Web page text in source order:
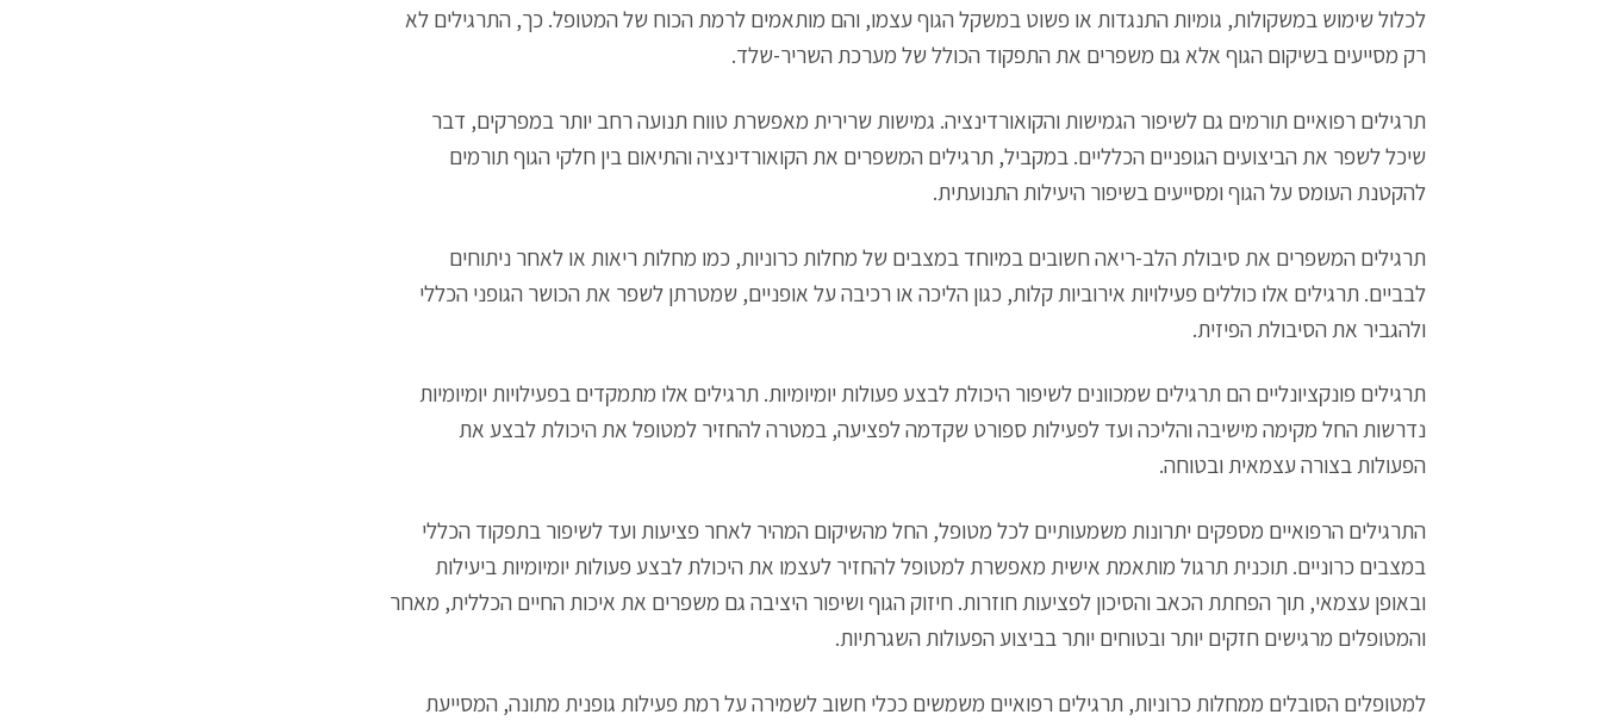
לכלול שימוש במשקולות, גומיות התנגדות או פשוט במשקל הגוף עצמו, והם מותאמים לרמת הכוח של המטופל. כך, התרגילים לא
רק מסייעים בשיקום הגוף אלא גם משפרים את התפקוד הכולל של מערכת השריר-שלד.
תרגילים רפואיים תורמים גם לשיפור הגמישות והקואורדינציה. גמישות שרירית מאפשרת טווח תנועה רחב יותר במפרקים, דבר
שיכל לשפר את הביצועים הגופניים הכלליים. במקביל, תרגילים המשפרים את הקואורדינציה והתיאום בין חלקי הגוף תורמים
להקטנת העומס על הגוף ומסייעים בשיפור היעילות התנועתית.
תרגילים המשפרים את סיבולת הלב-ריאה חשובים במיוחד במצבים של מחלות כרוניות, כמו מחלות ריאות או לאחר ניתוחים
לבביים. תרגילים אלו כוללים פעילויות אירוביות קלות, כגון הליכה או רכיבה על אופניים, שמטרתן לשפר את הכושר הגופני הכללי
ולהגביר את הסיבולת הפיזית.
תרגילים פונקציונליים הם תרגילים שמכוונים לשיפור היכולת לבצע פעולות יומיומיות. תרגילים אלו מתמקדים בפעילויות יומיומיות
נדרשות החל מקימה מישיבה והליכה ועד לפעילות ספורט שקדמה לפציעה, במטרה להחזיר למטופל את היכולת לבצע את
הפעולות בצורה עצמאית ובטוחה.
התרגילים הרפואיים מספקים יתרונות משמעותיים לכל מטופל, החל מהשיקום המהיר לאחר פציעות ועד לשיפור בתפקוד הכללי
במצבים כרוניים. תוכנית תרגול מותאמת אישית מאפשרת למטופל להחזיר לעצמו את היכולת לבצע פעולות יומיומיות ביעילות
ובאופן עצמאי, תוך הפחתת הכאב והסיכון לפציעות חוזרות. חיזוק הגוף ושיפור היציבה גם משפרים את איכות החיים הכללית, מאחר
והמטופלים מרגישים חזקים יותר ובטוחים יותר בביצוע הפעולות השגרתיות.
למטופלים הסובלים ממחלות כרוניות, תרגילים רפואיים משמשים ככלי חשוב לשמירה על רמת פעילות גופנית מתונה, המסייעת